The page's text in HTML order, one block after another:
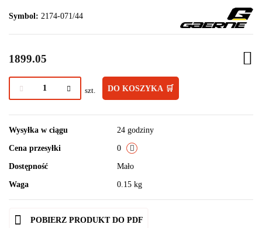
Symbol: 2174-071/44
1899.05
szt. DO KOSZYKA 🛒
Wysyłka w ciągu 24 godziny
Cena przesyłki 0
Dostępność Mało
Waga 0.15 kg
POBIERZ PRODUKT DO PDF